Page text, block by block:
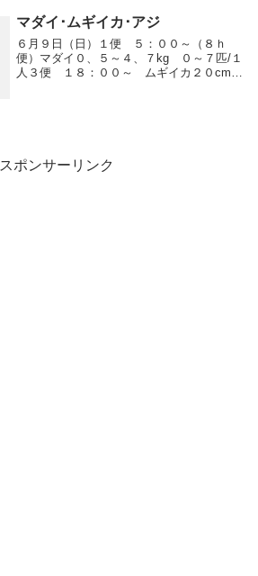
マダイ･ムギイカ･アジ
６月９日（日）１便 ５：００～（８ｈ
便）マダイ０、５～４、７kg ０～７匹/１
人３便 １８：００～ ムギイカ２０cm前
スポンサーリンク